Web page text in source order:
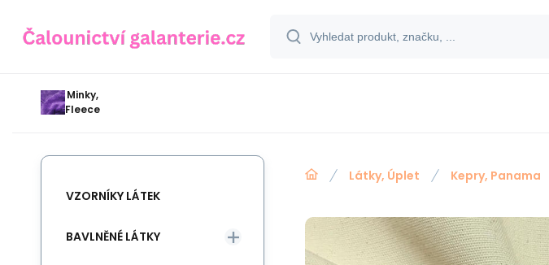
Minky,
Fleece
Látky, Úplet Kepry, Panama
VZORNÍKY LÁTEK
BAVLNĚNÉ LÁTKY